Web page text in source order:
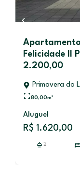
Felicidade II
2.200,00
Primavera do
80,00m²
Aluguel
R$ 1.620,00
2